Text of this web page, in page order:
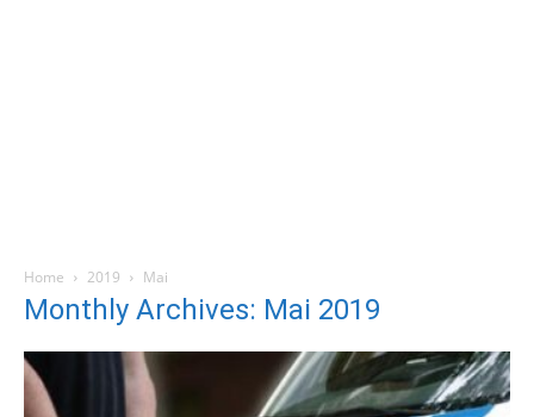
Home 2019 Mai
Monthly Archives: Mai 2019